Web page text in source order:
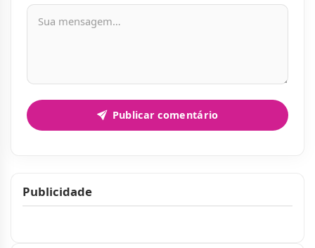
Mensagem
Publicar comentário
Publicidade